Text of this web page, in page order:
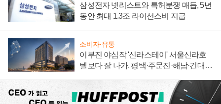
삼성전자 넷리스트와 특허분쟁 매듭, 5년
동안 최대 1.3조 라이선스비 지급
소비자·유통
이부진 야심작 '신라스테이' 서울신라호
텔보다 잘 나가, 평택·주문진·해남·건대로